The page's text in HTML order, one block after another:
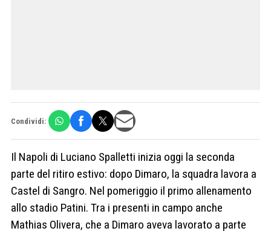
Condividi:
Il Napoli di Luciano Spalletti inizia oggi la seconda
parte del ritiro estivo: dopo Dimaro, la squadra lavora a
Castel di Sangro. Nel pomeriggio il primo allenamento
allo stadio Patini. Tra i presenti in campo anche
Mathias Olivera, che a Dimaro aveva lavorato a parte